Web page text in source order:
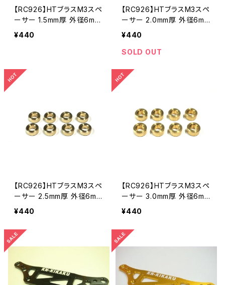
【RC926】HTブラスM3スペ
ーサー 1.5mm厚 外径6mm
8個入り KN-HTBSS06
¥440
【RC926】HTブラスM3スペ
ーサー 2.0mm厚 外径6mm
8個入り KN-HTBSS07
¥440
SOLD OUT
【RC926】HTブラスM3スペ
ーサー 2.5mm厚 外径6mm
8個入り KN-HTBSS08
¥440
【RC926】HTブラスM3スペ
ーサー 3.0mm厚 外径6mm
8個入り KN-HTBSS09
¥440